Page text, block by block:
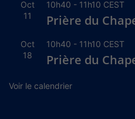
Oct
11
10h40 - 11h10 CEST
Prière du
Oct
18
10h40 - 11h10 CEST
Prière du
Voir le calendrier